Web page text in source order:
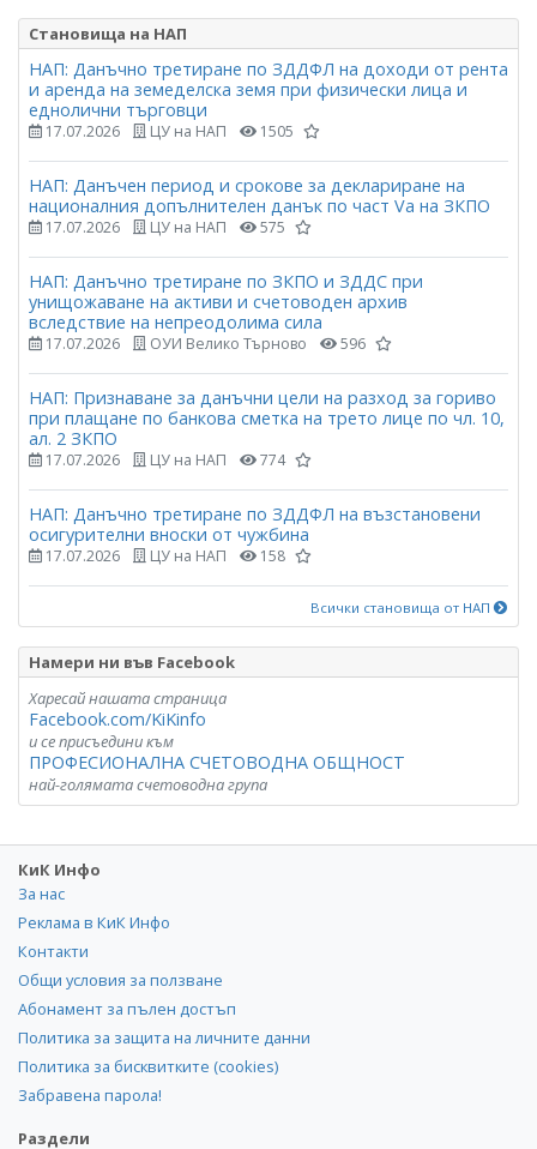
Становища на НАП
НАП: Данъчно третиране по ЗДДФЛ на доходи от рента
и аренда на земеделска земя при физически лица и
еднолични търговци
17.07.2026 ЦУ на НАП 1505
НАП: Данъчен период и срокове за деклариране на
националния допълнителен данък по част Vа на ЗКПО
17.07.2026 ЦУ на НАП 575
НАП: Данъчно третиране по ЗКПО и ЗДДС при
унищожаване на активи и счетоводен архив
вследствие на непреодолима сила
17.07.2026 ОУИ Велико Търново 596
НАП: Признаване за данъчни цели на разход за гориво
при плащане по банкова сметка на трето лице по чл. 10,
ал. 2 ЗКПО
17.07.2026 ЦУ на НАП 774
НАП: Данъчно третиране по ЗДДФЛ на възстановени
осигурителни вноски от чужбина
17.07.2026 ЦУ на НАП 158
Всички становища от НАП
Намери ни във Facebook
Харесай нашата страница
Facebook.com/KiKinfo
и се присъедини към
ПРОФЕСИОНАЛНА СЧЕТОВОДНА ОБЩНОСТ
най-голямата счетоводна група
КиК Инфо
За нас
Реклама в КиК Инфо
Контакти
Общи условия за ползване
Абонамент за пълен достъп
Политика за защита на личните данни
Политика за бисквитките (cookies)
Забравена парола!
Раздели